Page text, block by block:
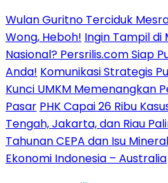
Wulan Guritno Terciduk
Wong, Heboh! Ingin Tampil di
Nasional? Persrilis.com Siap
Anda! Komunikasi Strategis
Kunci UMKM Memenangkan
Pasar PHK Capai 26 Ribu
Tengah, Jakarta, dan Riau
Tahunan CEPA dan Isu
Ekonomi Indonesia – Australia